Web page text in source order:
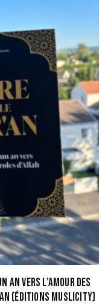
AN VERS L’AMOUR DES
(ÉDITIONS MUSLICITY)